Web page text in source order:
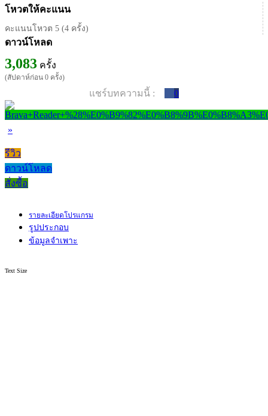
โหวตให้คะแนน
คะแนนโหวต 5 (4 ครั้ง)
ดาวน์โหลด
3,083 ครั้ง
(สัปดาห์ก่อน 0 ครั้ง)
แชร์บทความนี้ : 0
»
รีวิว
ดาวน์โหลด
สั่งซื้อ
รายละเอียดโปรแกรม
รูปประกอบ
ข้อมูลจำเพาะ
Text Size